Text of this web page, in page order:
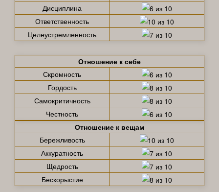
Дисциплина
Ответственность
Целеустремленность
Отношение к себе
Скромность
Гордость
Самокритичность
Честность
Отношение к вещам
Бережливость
Аккуратность
Щедрость
Бескорыстие